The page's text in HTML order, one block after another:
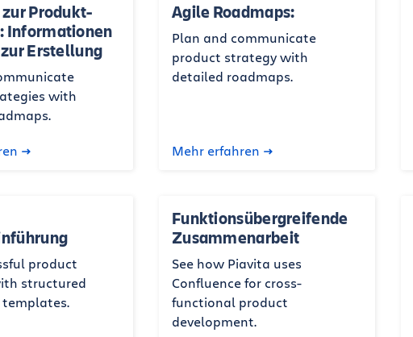
Produkt-
Informationen
Erstellung
with
Agile Roadmaps:
Plan and communicate
product strategy with
detailed roadmaps.
Mehr erfahren
product
structured
templates.
Funktionsübergreifende
Zusammenarbeit
See how Piavita uses
Confluence for cross-
functional product
development.